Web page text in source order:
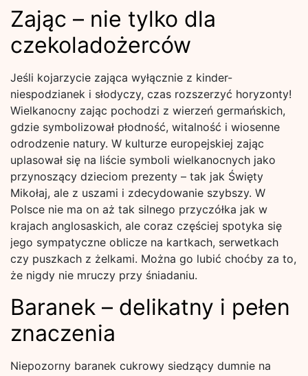
Zając – nie tylko dla
czekoladożerców
Jeśli kojarzycie zająca wyłącznie z kinder-
niespodzianek i słodyczy, czas rozszerzyć horyzonty!
Wielkanocny zając pochodzi z wierzeń germańskich,
gdzie symbolizował płodność, witalność i wiosenne
odrodzenie natury. W kulturze europejskiej zając
uplasował się na liście symboli wielkanocnych jako
przynoszący dzieciom prezenty – tak jak Święty
Mikołaj, ale z uszami i zdecydowanie szybszy. W
Polsce nie ma on aż tak silnego przyczółka jak w
krajach anglosaskich, ale coraz częściej spotyka się
jego sympatyczne oblicze na kartkach, serwetkach
czy puszkach z żelkami. Można go lubić choćby za to,
że nigdy nie mruczy przy śniadaniu.
Baranek – delikatny i pełen
znaczenia
Niepozorny baranek cukrowy siedzący dumnie na